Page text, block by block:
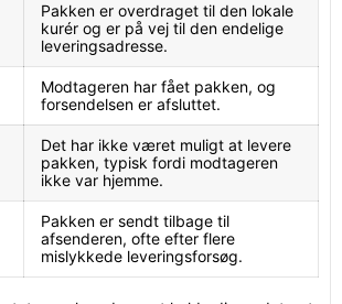
Pakken er overdraget til den lokale
kurér og er på vej til den endelige
leveringsadresse.
Modtageren har fået pakken, og
forsendelsen er afsluttet.
Det har ikke været muligt at levere
pakken, typisk fordi modtageren
ikke var hjemme.
Pakken er sendt tilbage til
afsenderen, ofte efter flere
mislykkede leveringsforsøg.